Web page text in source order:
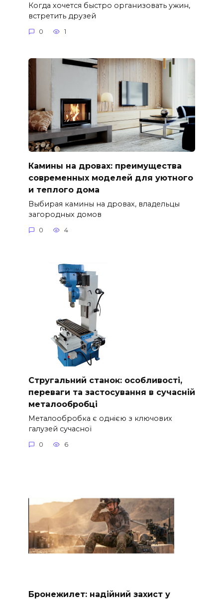
Когда хочется быстро организовать ужин,
встретить друзей
0 1
Камины на дровах: преимущества
современных моделей для уютного
и теплого дома
Выбирая камины на дровах, владельцы
загородных домов
0 4
Стругальний станок: особливості,
переваги та застосування в сучасній
металообробці
Металообробка є однією з ключових
галузей сучасної
0 6
Бронежилет: надійний захист у